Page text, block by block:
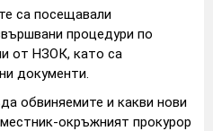
са посещавали
процедури по
от НЗОК, като са
документи.
обвиняемите и какви нови
окръжният прокурор